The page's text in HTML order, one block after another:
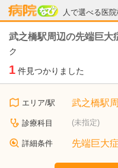
人で選べる医
病院なび
武之橋駅周辺の先端巨大
ク
1 件見つかりました
エリア/駅 武之橋駅
診療科目 (未指定)
詳細条件 先端巨大症